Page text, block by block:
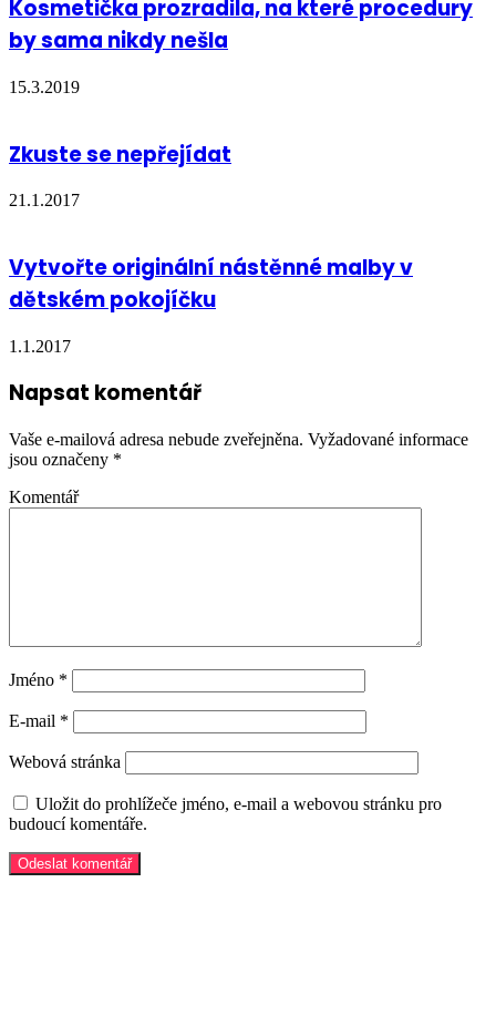
Kosmetička prozradila, na které procedury
by sama nikdy nešla
15.3.2019
Zkuste se nepřejídat
21.1.2017
Vytvořte originální nástěnné malby v
dětském pokojíčku
1.1.2017
Napsat komentář
Vaše e-mailová adresa nebude zveřejněna. Vyžadované informace
jsou označeny *
Komentář
Jméno *
E-mail *
Webová stránka
Uložit do prohlížeče jméno, e-mail a webovou stránku pro
budoucí komentáře.